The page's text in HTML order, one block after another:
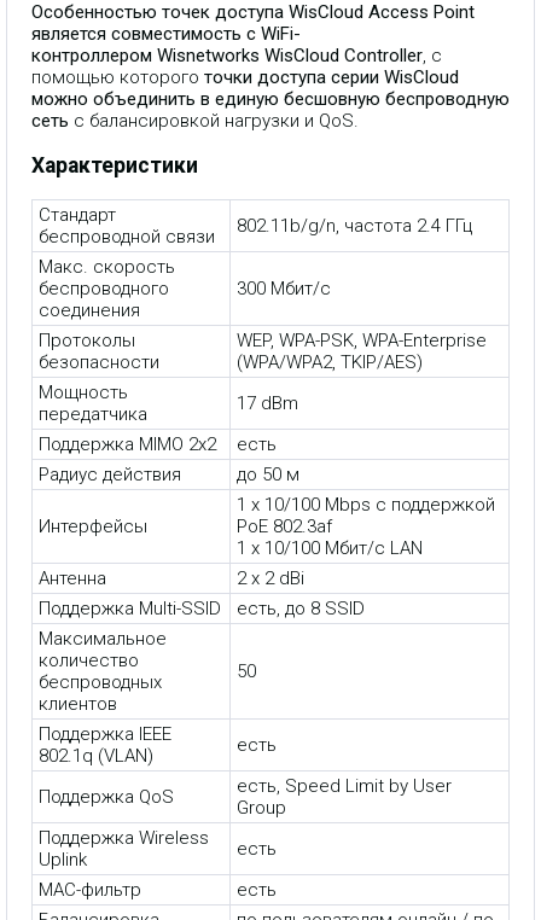
Особенностью точек доступа WisCloud Access Point
является совместимость с WiFi-
контроллером Wisnetworks WisCloud Controller, с
помощью которого точки доступа серии WisCloud
можно объединить в единую бесшовную беспроводную
сеть с балансировкой нагрузки и QoS.
Характеристики
Стандарт
беспроводной связи
802.11b/g/n, частота 2.4 ГГц
Макс. скорость
беспроводного
соединения
300 Мбит/с
Протоколы
безопасности
WEP, WPA-PSK, WPA-Enterprise
(WPA/WPA2, TKIP/AES)
Мощность
передатчика
17 dBm
Поддержка MIMO 2x2
есть
Радиус действия
до 50 м
Интерфейсы
1 x 10/100 Mbps с поддержкой
PoE 802.3af
1 x 10/100 Мбит/с LAN
Антенна
2 x 2 dBi
Поддержка Multi-SSID
есть, до 8 SSID
Максимальное
количество
беспроводных
клиентов
50
Поддержка IEEE
802.1q (VLAN)
есть
Поддержка QoS
есть, Speed Limit by User
Group
Поддержка Wireless
Uplink
есть
MAC-фильтр
есть